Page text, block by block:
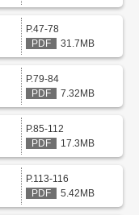
ネスのお客様）
P.47-78
31.7MB
P.79-84
7.32MB
P.85-112
17.3MB
P.113-116
5.42MB